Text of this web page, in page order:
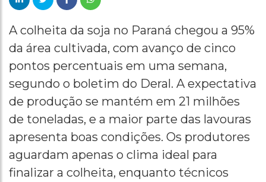
A colheita da soja no Paraná chegou a 95%
da área cultivada, com avanço de cinco
pontos percentuais em uma semana,
segundo o boletim do Deral. A expectativa
de produção se mantém em 21 milhões
de toneladas, e a maior parte das lavouras
apresenta boas condições. Os produtores
aguardam apenas o clima ideal para
finalizar a colheita, enquanto técnicos